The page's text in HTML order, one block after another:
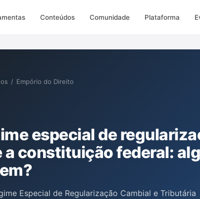
Conteúdos Comunidade Plataforma
/ Empório do Direito
especial de
constituição federal:
Especial de Regularização Cambial e Tributária